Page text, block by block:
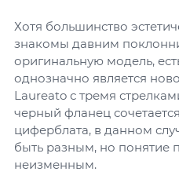
Хотя большинство
знакомы давним
оригинальную модель,
однозначно является
Laureato с тремя
черный фланец
циферблата, в данном
быть разным, но понятие
неизменным.